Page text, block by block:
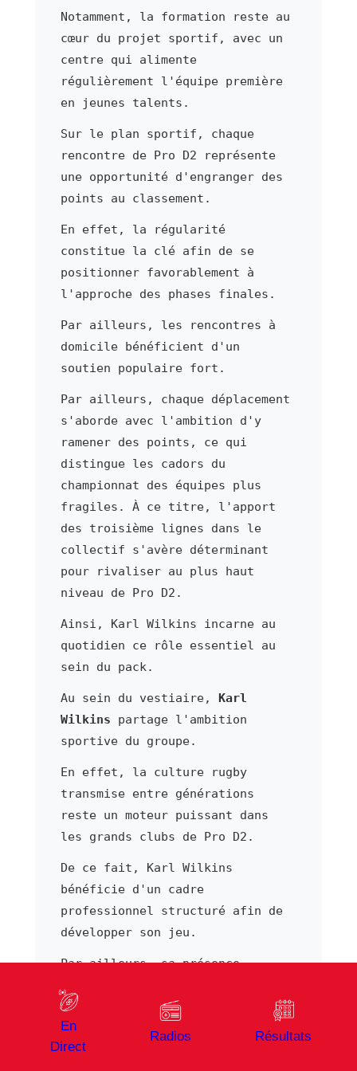
Notamment, la formation reste au
cœur du projet sportif, avec un
centre qui alimente
régulièrement l'équipe première
en jeunes talents.
Sur le plan sportif, chaque
rencontre de Pro D2 représente
une opportunité d'engranger des
points au classement.
En effet, la régularité
constitue la clé afin de se
positionner favorablement à
l'approche des phases finales.
Par ailleurs, les rencontres à
domicile bénéficient d'un
soutien populaire fort.
Par ailleurs, chaque déplacement
s'aborde avec l'ambition d'y
ramener des points, ce qui
distingue les cadors du
championnat des équipes plus
fragiles. À ce titre, l'apport
des troisième lignes dans le
collectif s'avère déterminant
pour rivaliser au plus haut
niveau de Pro D2.
Ainsi, Karl Wilkins incarne au
quotidien ce rôle essentiel au
sein du pack.
Au sein du vestiaire, Karl
Wilkins partage l'ambition
sportive du groupe.
En effet, la culture rugby
transmise entre générations
reste un moteur puissant dans
les grands clubs de Pro D2.
De ce fait, Karl Wilkins
bénéficie d'un cadre
professionnel structuré afin de
développer son jeu.
Par ailleurs, sa présence
envoyées par l'entraîneur
atteste de la confiance accordée
à Karl Wilkins par le staff
En
Direct
Radios Résultats